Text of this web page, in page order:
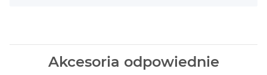
Akcesoria odpowiednie